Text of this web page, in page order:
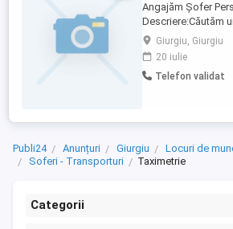
Angajăm Șofer
Descriere:Căutăm
serios, discret și cu
colaborare pe
Bucuresti -
autoturismului
Giurgiu, Giurgiu
20 iulie
Telefon validat
Publi24 Anunțuri Giurgiu
Locuri de
Soferi - Transporturi
Taximetrie
Categorii